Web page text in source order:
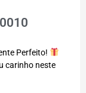
Perfeito!
carinho neste